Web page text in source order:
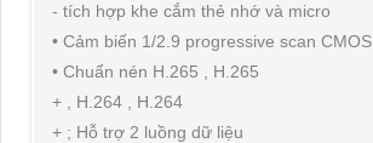
- tích hợp khe cắm thẻ nhớ và micro
• Cảm biến 1/2.9 progressive scan CMOS
• Chuẩn nén H.265 , H.265
+ , H.264 , H.264
+ ; Hỗ trợ 2 luồng dữ liệu